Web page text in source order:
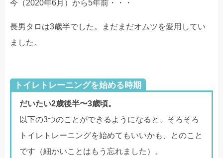
今（2020年6月）から5年前・・・
長男タロは3歳半でした。まだまだオムツを愛用してい
ました。
トイレトレーニングを始める時期
だいたい2歳後半〜3歳頃。
以下の3つのことができるようになると、そろそろ
トイレトレーニングを始めてもいいかも、とのこと
です（細かいことはもう忘れました）。